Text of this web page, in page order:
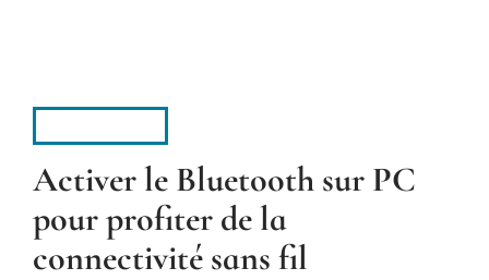
Activer le Bluetooth sur PC
pour profiter de la
connectivité sans fil